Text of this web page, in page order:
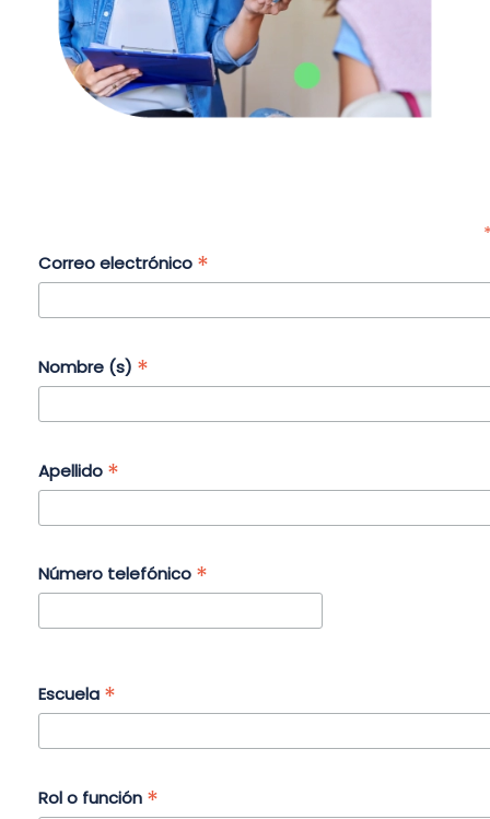
Correo electrónico *
Nombre (s) *
Apellido *
Número telefónico *
Escuela *
Rol o función *